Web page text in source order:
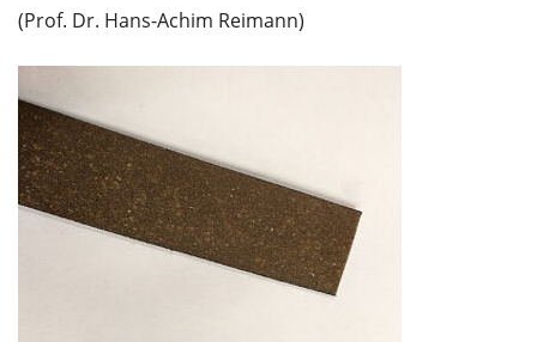
(Prof. Dr. Hans-Achim Reimann)